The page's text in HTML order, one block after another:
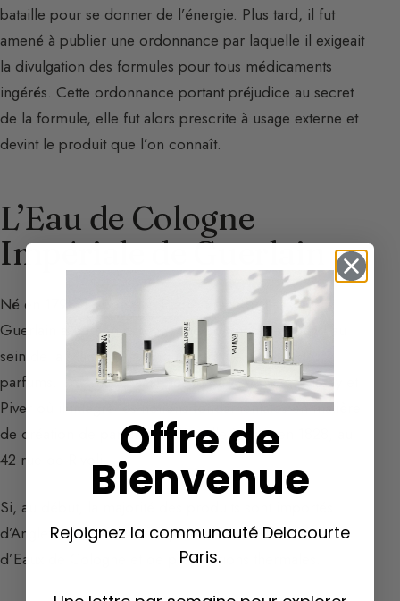
bataille pour se donner de l’énergie. Plus tard, il fut
amené à publier une ordonnance par laquelle il exigeait
la divulgation des formules pour tous médicaments
ingérés. Cette ordonnance portant préjudice au secret
de la formule, elle fut alors prescrite à usage externe et
devint le produit que l’on connaît.
L’Eau de Cologne
Impériale de Guerlain
Né en 1798 à Abbeville, Pierre-François-Pascal
Guerlain a commencé comme commis marchand au
sein de la Maison Briard qui fabrique et vend des
parfums. Très vite, il est engagé par la Maison Dissey et
Piver où il intègre les notions fondamentales en matière
de création de parfums. Il s’installe à Paris en 1828, au
42 rue de Rivoli.
Si, au début, la majorité des produits sont importés
d’Angleterre, il se lance rapidement dans la création
d’Eaux de Cologne et de préparations thermales.
Offre de
Bienvenue
Rejoignez la communauté Delacourte
Paris.